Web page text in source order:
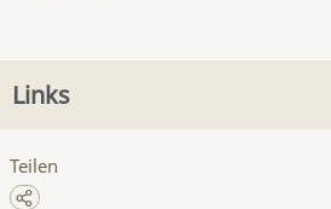
Links
Teilen